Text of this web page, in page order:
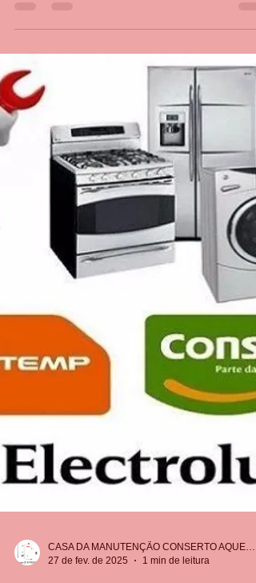
Campinho, Madureira, Cascadura RJ Atendemos
no mesmo dia ligando até 12 Horas 21
30480411...